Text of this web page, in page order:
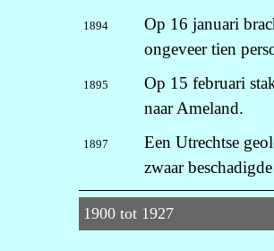
1894
Op 16 januari
ongeveer tien
1895
Op 15 februari
naar Ameland.
1897
Een Utrechtse
zwaar
1900 tot 1927